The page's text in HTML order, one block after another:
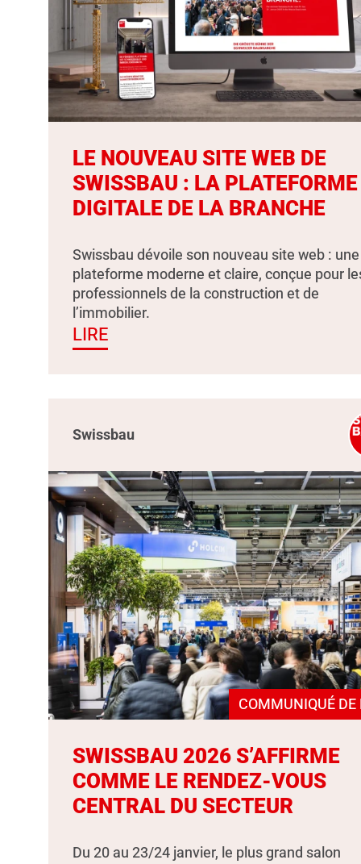
LE NOUVEAU SITE WEB DE
SWISSBAU : LA PLATEFORME
DIGITALE DE LA BRANCHE
Swissbau dévoile son nouveau site web : une
plateforme moderne et claire, conçue pour
professionnels de la construction et de
l’immobilier.
LIRE
Swissbau
COMMUNIQUÉ DE
SWISSBAU 2026 S’AFFIRME
COMME LE RENDEZ-VOUS
CENTRAL DU SECTEUR
Du 20 au 23/24 janvier, le plus grand salon